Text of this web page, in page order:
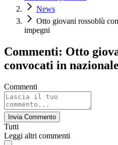
News
Otto giovani rossoblù
impegni
Commenti: Otto
convocati in
Commenti
Invia Commento
Tutti
Leggi altri commenti